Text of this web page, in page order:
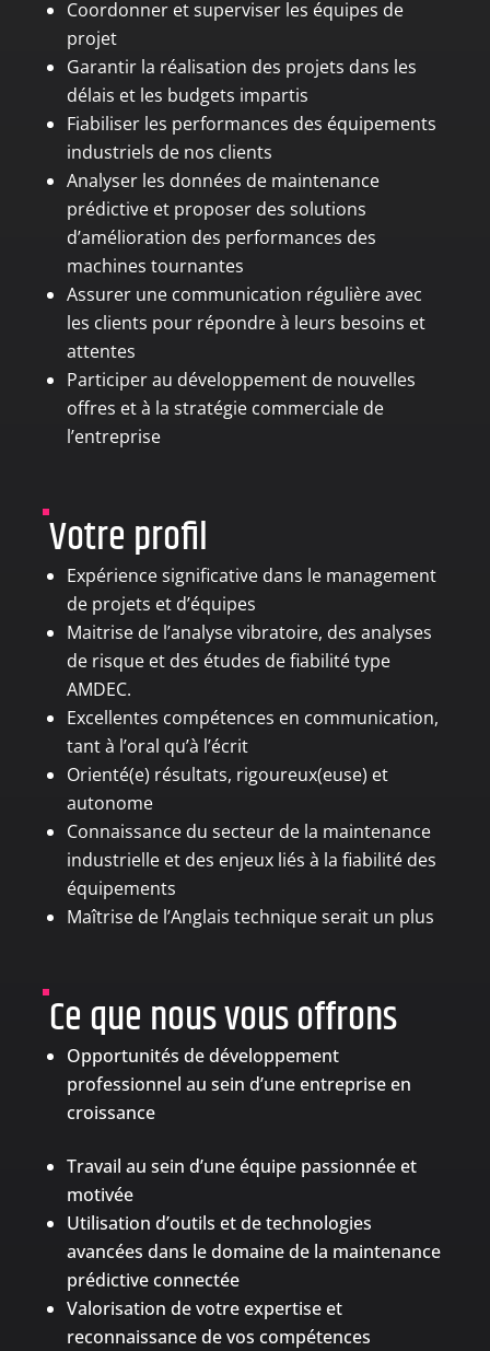
Coordonner et superviser les équipes de
projet
Garantir la réalisation des projets dans les
délais et les budgets impartis
Fiabiliser les performances des équipements
industriels de nos clients
Analyser les données de maintenance
prédictive et proposer des solutions
d’amélioration des performances des
machines tournantes
Assurer une communication régulière avec
les clients pour répondre à leurs besoins et
attentes
Participer au développement de nouvelles
offres et à la stratégie commerciale de
l’entreprise
Votre profil
Expérience significative dans le management
de projets et d’équipes
Maitrise de l’analyse vibratoire, des analyses
de risque et des études de fiabilité type
AMDEC.
Excellentes compétences en communication,
tant à l’oral qu’à l’écrit
Orienté(e) résultats, rigoureux(euse) et
autonome
Connaissance du secteur de la maintenance
industrielle et des enjeux liés à la fiabilité des
équipements
Maîtrise de l’Anglais technique serait un plus
Ce que nous vous offrons
Opportunités de développement
professionnel au sein d’une entreprise en
croissance
Travail au sein d’une équipe passionnée et
motivée
Utilisation d’outils et de technologies
avancées dans le domaine de la maintenance
prédictive connectée
Valorisation de votre expertise et
reconnaissance de vos compétences